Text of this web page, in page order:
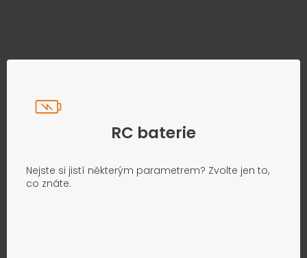
RC baterie
Nejste si jistí některým parametrem? Zvolte jen to,
co znáte.